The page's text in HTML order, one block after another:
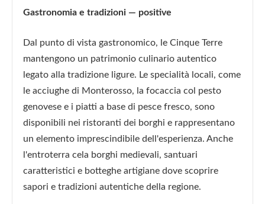
Gastronomia e tradizioni — positive
Dal punto di vista gastronomico, le Cinque Terre
mantengono un patrimonio culinario autentico
legato alla tradizione ligure. Le specialità locali, come
le acciughe di Monterosso, la focaccia col pesto
genovese e i piatti a base di pesce fresco, sono
disponibili nei ristoranti dei borghi e rappresentano
un elemento imprescindibile dell'esperienza. Anche
l'entroterra cela borghi medievali, santuari
caratteristici e botteghe artigiane dove scoprire
sapori e tradizioni autentiche della regione.